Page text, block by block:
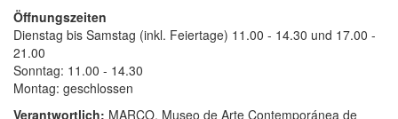
Öffnungszeiten
Dienstag bis Samstag (inkl. Feiertage) 11.00 - 14.30 und 17.00 -
21.00
Sonntag: 11.00 - 14.30
Montag: geschlossen
Verantwortlich: MARCO, Museo de Arte Contemporánea de